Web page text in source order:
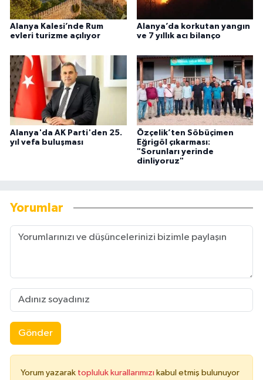
Alanya Kalesi’nde Rum
evleri turizme açılıyor
Alanya’da korkutan yangın
ve 7 yıllık acı bilanço
Alanya'da AK Parti'den 25.
yıl vefa buluşması
Özçelik’ten Söbüçimen
Eğrigöl çıkarması:
"Sorunları yerinde
dinliyoruz"
Yorumlar
Gönder
Yorum yazarak topluluk kurallarımızı kabul etmiş bulunuyor